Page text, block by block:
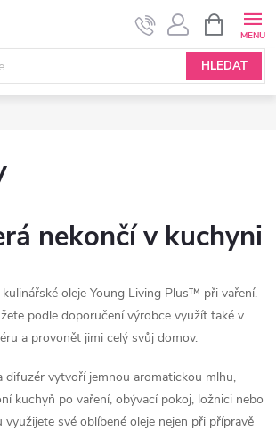
HLEDAT
NÁKUPNÍ
KOŠÍK
nekončí v kuchyni
oleje Young Living Plus™ při vaření.
podle doporučení výrobce využít také v
a provonět jimi celý svůj domov.
difuzér vytvoří jemnou aromatickou mlhu,
kuchyň po vaření, obývací pokoj, ložnici nebo
své oblíbené oleje nejen při přípravě